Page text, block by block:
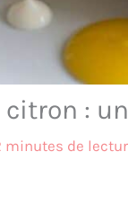
citron :
minutes de